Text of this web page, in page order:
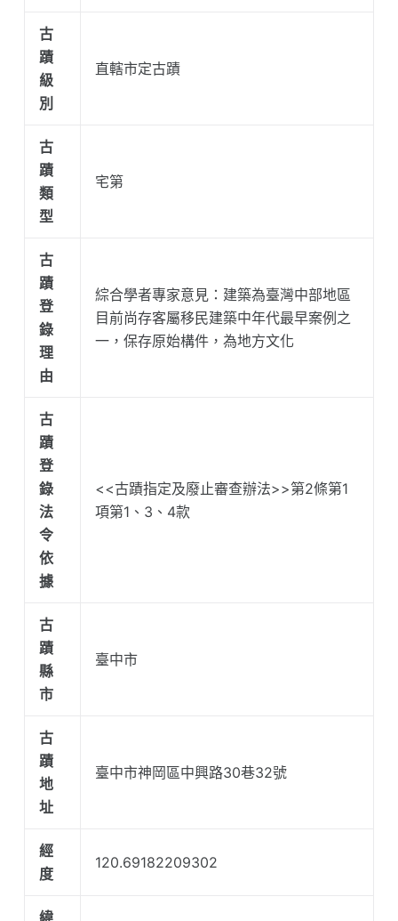
古
蹟
級
別
直轄市定古蹟
古
蹟
類
型
宅第
古
蹟
登
錄
理
由
綜合學者專家意見：建築為臺灣中部地區
目前尚存客屬移民建築中年代最早案例之
一，保存原始構件，為地方文化
古
蹟
登
錄
法
令
依
據
<<古蹟指定及廢止審查辦法>>第2條第1
項第1、3、4款
古
蹟
縣
市
臺中市
古
蹟
地
址
臺中市神岡區中興路30巷32號
經
度
120.69182209302
緯